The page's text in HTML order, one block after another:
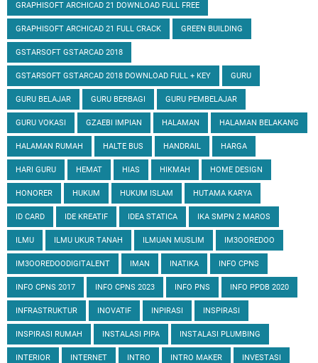
GRAPHISOFT ARCHICAD 21 DOWNLOAD FULL FREE
GRAPHISOFT ARCHICAD 21 FULL CRACK GREEN BUILDING
GSTARSOFT GSTARCAD 2018
GSTARSOFT GSTARCAD 2018 DOWNLOAD FULL + KEY GURU
GURU BELAJAR GURU BERBAGI GURU PEMBELAJAR
GURU VOKASI GZAEBI IMPIAN HALAMAN HALAMAN BELAKANG
HALAMAN RUMAH HALTE BUS HANDRAIL HARGA
HARI GURU HEMAT HIAS HIKMAH HOME DESIGN
HONORER HUKUM HUKUM ISLAM HUTAMA KARYA
ID CARD IDE KREATIF IDEA STATICA IKA SMPN 2 MAROS
ILMU ILMU UKUR TANAH ILMUAN MUSLIM IM3OOREDOO
IM3OOREDOODIGITALENT IMAN INATIKA INFO CPNS
INFO CPNS 2017 INFO CPNS 2023 INFO PNS INFO PPDB 2020
INFRASTRUKTUR INOVATIF INPIRASI INSPIRASI
INSPIRASI RUMAH INSTALASI PIPA INSTALASI PLUMBING
INTERIOR INTERNET INTRO INTRO MAKER INVESTASI